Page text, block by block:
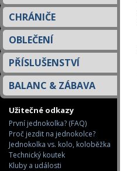
CHRÁNIČE
OBLEČENÍ
PŘÍSLUŠENSTVÍ
BALANC & ZÁBAVA
Užitečné odkazy
První jednokolka? (FAQ)
Proč jezdit na jednokolce?
Jednokolka vs. kolo, koloběžka
Technický koutek
Kluby a události